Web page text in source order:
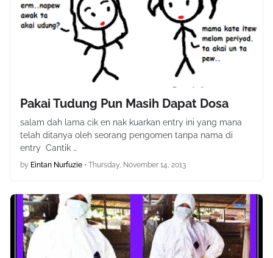
Pakai Tudung Pun Masih Dapat Dosa
salam dah lama cik en nak kuarkan entry ini yang mana
telah ditanya oleh seorang pengomen tanpa nama di
entry Cantik …
by Eintan Nurfuzie • Thursday, November 14, 2013